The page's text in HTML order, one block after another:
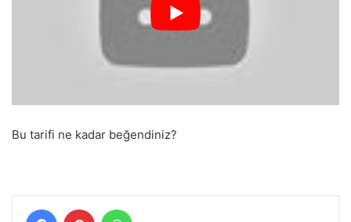
Bu tarifi ne kadar beğendiniz?
FacebookPinterest